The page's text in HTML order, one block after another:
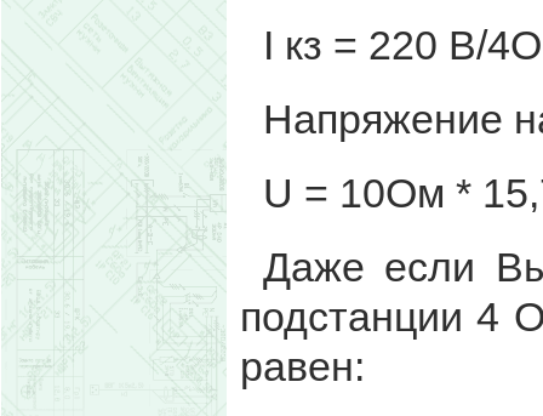
I кз = 220 В/
Напряжение
U = 10Ом *
Даже если
подстанции 4
равен: